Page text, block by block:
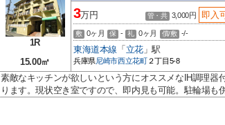
1R
15.00㎡
3万円 管・共 3,000円 即入
敷 0ヶ月 保 - 礼 0ヶ月 償/敷 -/-
東海道本線 「 立花」駅
兵庫県尼崎市西立花町 ２丁目5-8
素敵なキッチンが欲しいという方にオススメなIH調理
ります。現状空き室ですので、即内見も可能。駐輪場も